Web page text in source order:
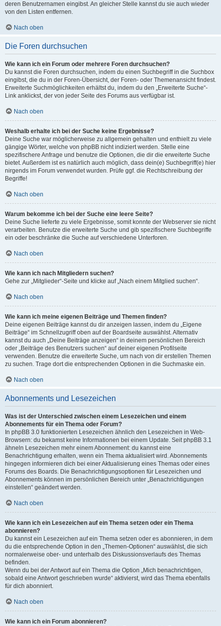
deren Benutzernamen eingibst. An gleicher Stelle kannst du sie auch wieder
von den Listen entfernen.
Nach oben
Die Foren durchsuchen
Wie kann ich ein Forum oder mehrere Foren durchsuchen?
Du kannst die Foren durchsuchen, indem du einen Suchbegriff in die Suchbox
eingibst, die du in der Foren-Übersicht, der Foren- oder Themenansicht findest.
Erweiterte Suchmöglichkeiten erhältst du, indem du den „Erweiterte Suche“-
Link anklickst, der von jeder Seite des Forums aus verfügbar ist.
Nach oben
Weshalb erhalte ich bei der Suche keine Ergebnisse?
Deine Suche war möglicherweise zu allgemein gehalten und enthielt zu viele
gängige Wörter, welche von phpBB nicht indiziert werden. Stelle eine
spezifischere Anfrage und benutze die Optionen, die dir die erweiterte Suche
bietet. Außerdem ist es natürlich auch möglich, dass dein(e) Suchbegriff(e) hier
nirgends im Forum verwendet wurden. Prüfe ggf. die Rechtschreibung der
Begriffe!
Nach oben
Warum bekomme ich bei der Suche eine leere Seite?
Deine Suche lieferte zu viele Ergebnisse, somit konnte der Webserver sie nicht
verarbeiten. Benutze die erweiterte Suche und gib spezifischere Suchbegriffe
ein oder beschränke die Suche auf verschiedene Unterforen.
Nach oben
Wie kann ich nach Mitgliedern suchen?
Gehe zur „Mitglieder“-Seite und klicke auf „Nach einem Mitglied suchen“.
Nach oben
Wie kann ich meine eigenen Beiträge und Themen finden?
Deine eigenen Beiträge kannst du dir anzeigen lassen, indem du „Eigene
Beiträge“ im Schnellzugriff oben auf der Boardseite auswählst. Alternativ
kannst du auch „Deine Beiträge anzeigen“ in deinem persönlichen Bereich
oder „Beiträge des Benutzers suchen“ auf deiner eigenen Profilseite
verwenden. Benutze die erweiterte Suche, um nach von dir erstellen Themen
zu suchen. Trage dort die entsprechenden Optionen in die Suchmaske ein.
Nach oben
Abonnements und Lesezeichen
Was ist der Unterschied zwischen einem Lesezeichen und einem
Abonnements für ein Thema oder Forum?
In phpBB 3.0 funktionierten Lesezeichen ähnlich den Lesezeichen in Web-
Browsern: du bekamst keine Informationen bei einem Update. Seit phpBB 3.1
ähneln Lesezeichen mehr einem Abonnement: du kannst eine
Benachrichtigung erhalten, wenn ein Thema aktualisiert wird. Abonnements
hingegen informieren dich bei einer Aktualisierung eines Themas oder eines
Forums des Boards. Die Benachrichtigungsoptionen für Lesezeichen und
Abonnements können im persönlichen Bereich unter „Benachrichtigungen
einstellen“ geändert werden.
Nach oben
Wie kann ich ein Lesezeichen auf ein Thema setzen oder ein Thema
abonnieren?
Du kannst ein Lesezeichen auf ein Thema setzen oder es abonnieren, in dem
du die entsprechende Option in den „Themen-Optionen“ auswählst, die sich
normalerweise ober- und unterhalb des Diskussionsverlaufs des Themas
befinden.
Wenn du bei der Antwort auf ein Thema die Option „Mich benachrichtigen,
sobald eine Antwort geschrieben wurde“ aktivierst, wird das Thema ebenfalls
für dich abonniert.
Nach oben
Wie kann ich ein Forum abonnieren?